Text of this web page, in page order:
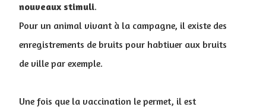
nouveaux stimuli.
Pour un animal vivant à la campagne, il existe des
enregistrements de bruits pour habtiuer aux bruits
de ville par exemple.
Une fois que la vaccination le permet, il est